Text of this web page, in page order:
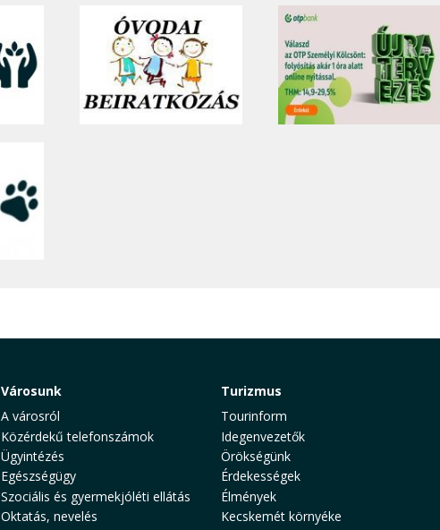
Városunk
A városról
Közérdekű telefonszámok
Ügyintézés
Egészségügy
Szociális és gyermekjóléti ellátás
Oktatás, nevelés
Turizmus
Tourinform
Idegenvezetők
Örökségünk
Érdekességek
Élmények
Kecskemét környéke